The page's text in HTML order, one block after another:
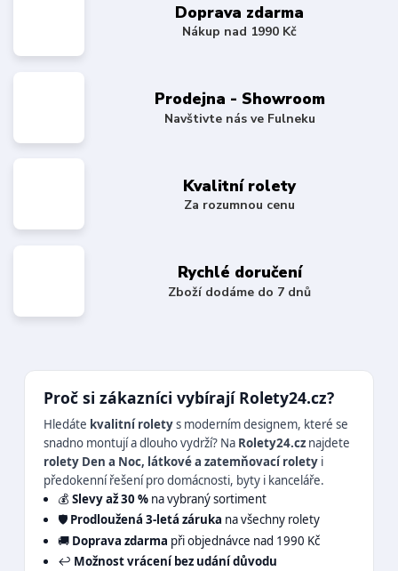
Doprava zdarma
Nákup nad 1990 Kč
Prodejna - Showroom
Navštivte nás ve Fulneku
Kvalitní rolety
Za rozumnou cenu
Rychlé doručení
Zboží dodáme do 7 dnů
Proč si zákazníci vybírají Rolety24.cz?
Hledáte kvalitní roletys moderním designem, které se
snadno montují a dlouho vydrží? Na Rolety24.cz najdete
rolety Den a Noc, látkové a zatemňovací rolety i
předokenní řešení pro domácnosti, byty i kanceláře.
💰 Slevy až 30 %na vybraný sortiment
🛡️ Prodloužená 3-letá záruka na všechny rolety
🚚 Doprava zdarma při objednávce nad 1990 Kč
↩️ Možnost vrácení bez udání důvodu